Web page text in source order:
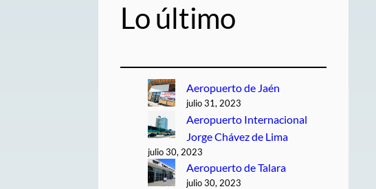
Lo último
Aeropuerto de Jaén
julio 31, 2023
Aeropuerto Internacional
Jorge Chávez de Lima
julio 30, 2023
Aeropuerto de Talara
julio 30, 2023